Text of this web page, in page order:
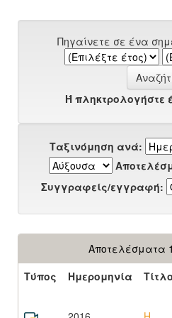
Πηγαίνετε σε ένα
Ή πληκτρολογήστε
Ταξινόμηση ανά:
Συγγραφείς/εγγραφή:
Αποτελέσματα
Τύπος
Ημερομηνία